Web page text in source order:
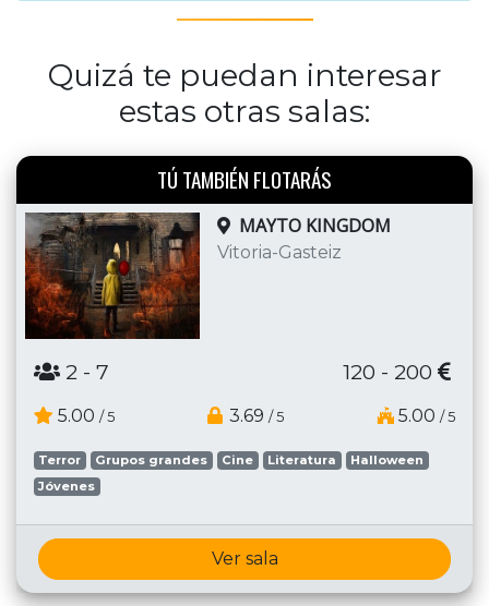
Quizá te puedan interesar
estas otras salas:
TÚ TAMBIÉN FLOTARÁS
MAYTO KINGDOM
Vitoria-Gasteiz
2 - 7 120 - 200
5.00 / 5 3.69 / 5 5.00 / 5
Terror Grupos grandes Cine Literatura
Halloween
Jóvenes
Ver sala